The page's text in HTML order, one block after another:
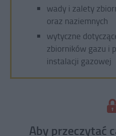
wady i zalety
oraz naziemnych
wytyczne
zbiorników gazu i
instalacji gazowej
Aby przeczytać